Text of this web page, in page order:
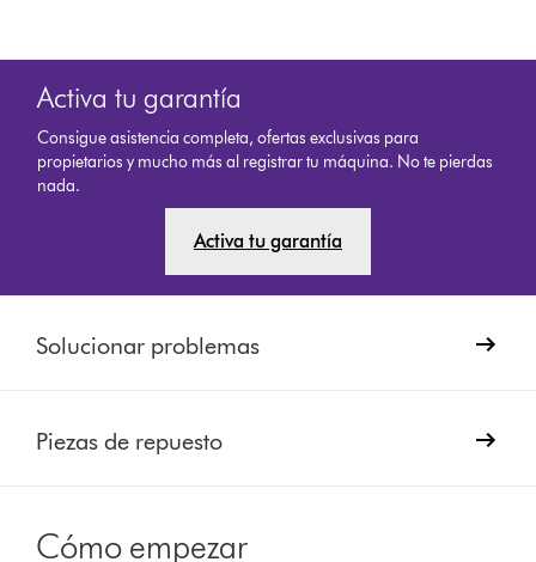
Activa tu garantía
Consigue asistencia completa, ofertas exclusivas para
propietarios y mucho más al registrar tu máquina. No te pierdas
nada.
Activa tu garantía
Solucionar problemas
Piezas de repuesto
Cómo empezar